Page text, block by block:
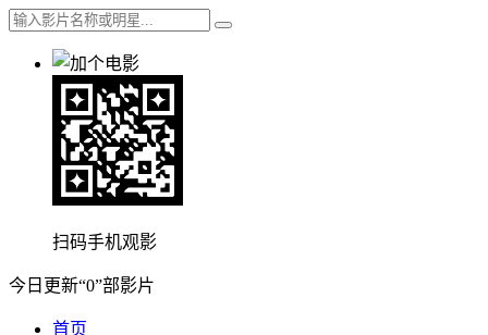
扫码手机观影
今日更新“0”部影片
首页